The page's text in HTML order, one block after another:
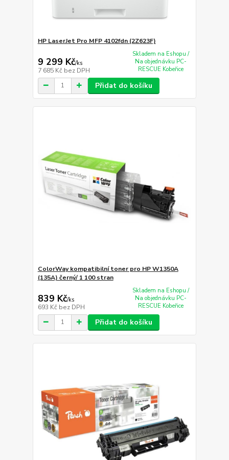
HP LaserJet Pro MFP 4102fdn (2Z623F)
9 299 Kč/ks
7 685 Kč bez DPH
Skladem na Eshopu /
Na objednávku PC-
RESCUE Kobeřice
Přidat do košíku
ColorWay kompatibilní toner pro HP W1350A
(135A) černý/ 1 100 stran
839 Kč/ks
693 Kč bez DPH
Skladem na Eshopu /
Na objednávku PC-
RESCUE Kobeřice
Přidat do košíku